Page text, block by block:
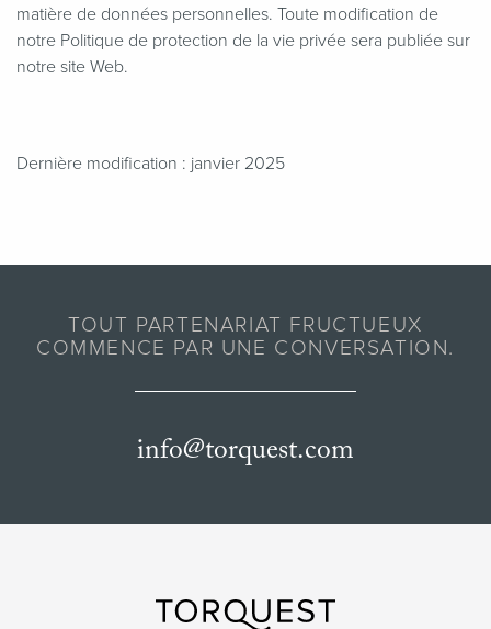
matière de données personnelles. Toute modification de
notre Politique de protection de la vie privée sera publiée sur
notre site Web.
Dernière modification : janvier 2025
TOUT PARTENARIAT FRUCTUEUX
COMMENCE PAR UNE CONVERSATION.
info@torquest.com